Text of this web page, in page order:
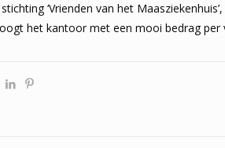
‘Vrienden van het
het kantoor met een mooi bedrag per